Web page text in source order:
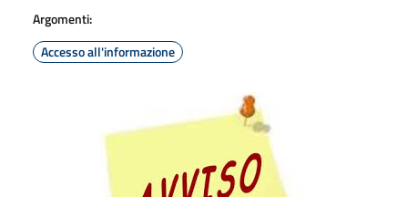
Argomenti:
Accesso all'informazione